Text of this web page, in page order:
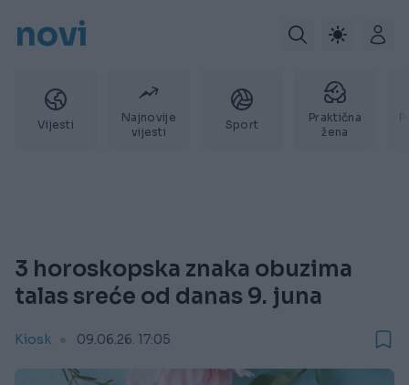
novi
Vijesti
Najnovije
vijesti
Sport
Praktična
žena
3 horoskopska znaka obuzima
talas sreće od danas 9. juna
Kiosk 09.06.26. 17:05